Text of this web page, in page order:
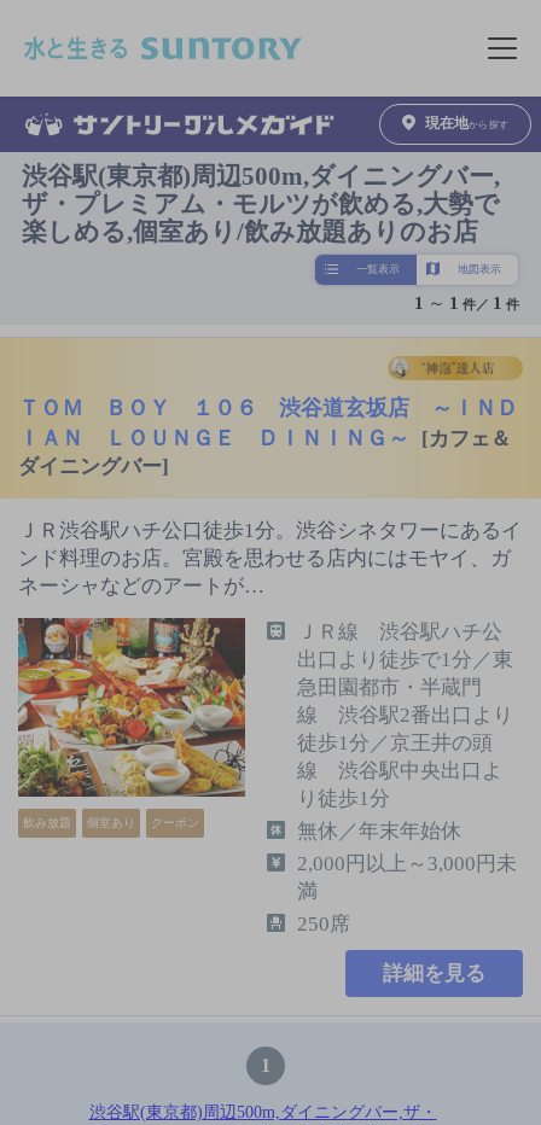
メニュ
現在地から探す
渋谷駅(東京都)周辺500m,ダイニングバー,
ザ・プレミアム・モルツが飲める,大勢で
楽しめる,個室あり/飲み放題ありのお店
一覧表示 地図表示
1 ～ 1 件／ 1 件
ＴＯＭ ＢＯＹ １０６ 渋谷道玄坂店 ～ＩＮＤ
ＩＡＮ ＬＯＵＮＧＥ ＤＩＮＩＮＧ～
[カフェ＆
ダイニングバー]
ＪＲ渋谷駅ハチ公口徒歩1分。渋谷シネタワーにあるイ
ンド料理のお店。宮殿を思わせる店内にはモヤイ、ガ
ネーシャなどのアートが…
飲み放題 個室あり クーポン
ＪＲ線 渋谷駅ハチ公
出口より徒歩で1分／東
急田園都市・半蔵門
線 渋谷駅2番出口より
徒歩1分／京王井の頭
線 渋谷駅中央出口よ
り徒歩1分
無休／年末年始休
2,000円以上～3,000円未
満
250席
詳細を見る
1
渋谷駅(東京都)周辺500m,ダイニングバー,ザ・